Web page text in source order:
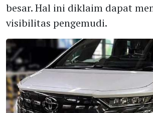
besar. Hal ini diklaim dapat
visibilitas pengemudi.